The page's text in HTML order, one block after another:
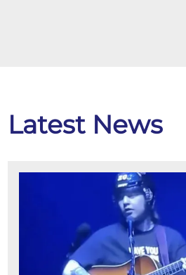
Latest News